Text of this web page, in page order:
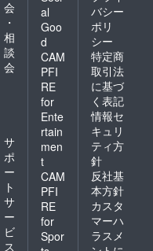
会
・
相
談
会
サ
ポ
ー
ト
サ
ー
ビ
ス
al
Goo
d
CAM
PFI
RE
for
Ente
rtain
men
t
CAM
PFI
RE
for
Spor
バシー
ポリ
シー
特定商
取引法
に基づ
く表記
情報セ
キュリ
ティ方
針
反社基
本方針
カスタ
マーハ
ラスメ